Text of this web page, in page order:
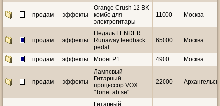
продам эффекты
Orange Crush 12 BK
комбо для
электрогитары
11000 Москва
продам эффекты
Педаль FENDER
Runaway feedback
pedal
65000 Москва
продам эффекты Mooer P1 4900 Москва
продам эффекты
Ламповый
Гитарный
процессор VOX
"ToneLab se"
22000 Архангельск
Гитарный